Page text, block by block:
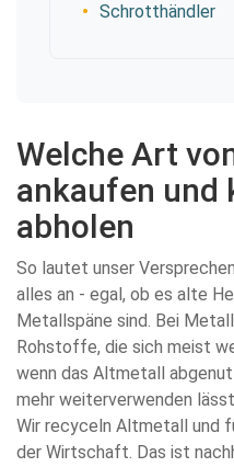
Schrotthändler
Welche Art
ankaufen und
abholen
So lautet unser
alles an - egal, ob es alte
Metallspäne sind. Bei
Rohstoffe, die sich meist
wenn das Altmetall
mehr weiterverwenden
Wir recyceln Altmetall und
der Wirtschaft. Das ist